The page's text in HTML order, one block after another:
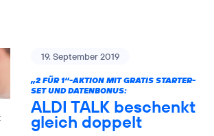
19. September 2019
„2 FÜR 1“-AKTION MIT GRATIS STARTER-
SET UND DATENBONUS:
ALDI TALK beschenkt
gleich doppelt